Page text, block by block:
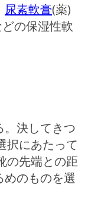
尿素軟膏(薬)
の保湿性軟
。決してきつ
択にあたって
の先端との距
のものを選